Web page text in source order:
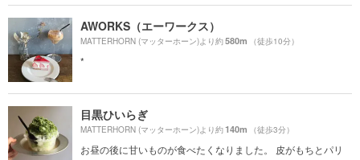
AWORKS（エーワークス）
MATTERHORN (マッターホーン)より約580m （徒歩10分）
*
目黒ひいらぎ
MATTERHORN (マッターホーン)より約140m （徒歩3分）
お昼の後に甘いものが食べたくなりました。 皮がもちとパリ